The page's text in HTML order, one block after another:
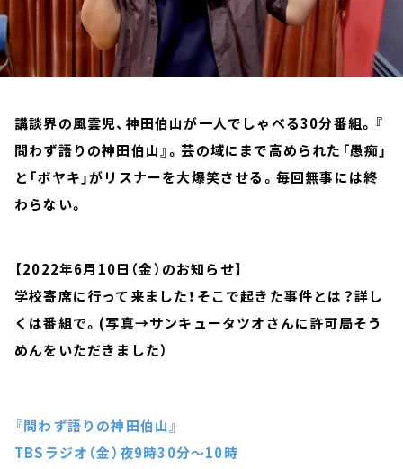
講談界の風雲児、神田伯山が一人でしゃべる30分番組。『
問わず語りの神田伯山』。芸の域にまで高められた「愚痴」
と「ボヤキ」がリスナーを大爆笑させる。毎回無事には終
わらない。
【2022年6月10日（金）のお知らせ】
学校寄席に行って来ました！そこで起きた事件とは？詳し
くは番組で。(写真→サンキュータツオさんに許可局そう
めんをいただきました）
『問わず語りの神田伯山』
TBSラジオ（金）夜9時30分～10時